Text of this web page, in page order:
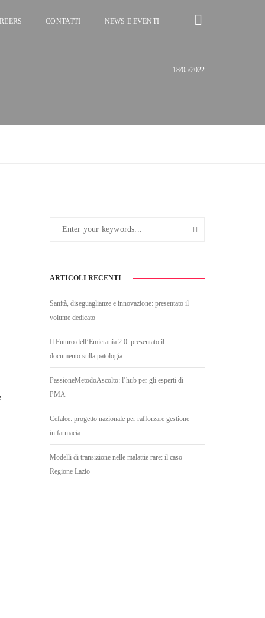
CONTATTI NEWS E EVENTI
18/05/2022
ARTICOLI RECENTI
Sanità, diseguaglianze e innovazione: presentato il
volume dedicato
Il Futuro dell’Emicrania 2.0: presentato il
documento sulla patologia
PassioneMetodoAscolto: l’hub per gli esperti di
PMA
Cefalee: progetto nazionale per rafforzare gestione
in farmacia
Modelli di transizione nelle malattie rare: il caso
Regione Lazio